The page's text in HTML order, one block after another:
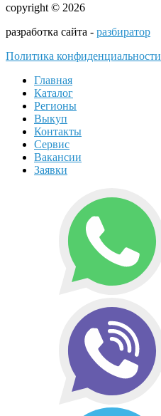
copyright © 2026
разработка сайта - разбиратор
Политика конфиденциальности
Главная
Каталог
Регионы
Выкуп
Контакты
Сервис
Вакансии
Заявки